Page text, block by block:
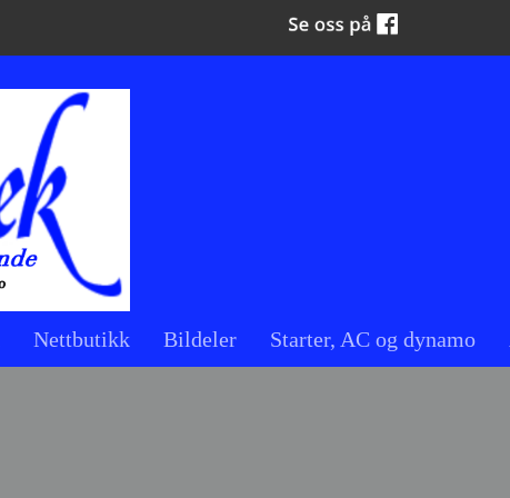
Nettbutikk Bildeler Starter, AC og dynamo